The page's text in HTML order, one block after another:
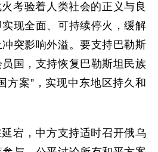
考验着人类社会的正义与良
现全面、可持续停火，缓解
突影响外溢。要支持巴勒斯
国，支持恢复巴勒斯坦民族
方案”，实现中东地区持久和
宕，中方支持适时召开俄乌